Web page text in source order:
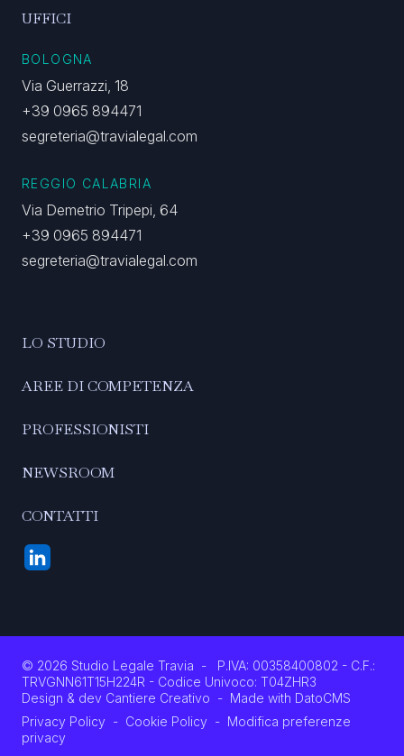
UFFICI
BOLOGNA
Via Guerrazzi, 18
+39 0965 894471
segreteria@travialegal.com
REGGIO CALABRIA
Via Demetrio Tripepi, 64
+39 0965 894471
segreteria@travialegal.com
LO STUDIO
AREE DI COMPETENZA
PROFESSIONISTI
NEWSROOM
CONTATTI
© 2026 Studio Legale Travia -
P.IVA: 00358400802 - C.F.:
TRVGNN61T15H224R - Codice Univoco: T04ZHR3
Design & dev Cantiere Creativo - Made with DatoCMS
Privacy Policy - Cookie Policy - Modifica preferenze
privacy